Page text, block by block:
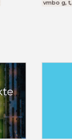
vmbo g,